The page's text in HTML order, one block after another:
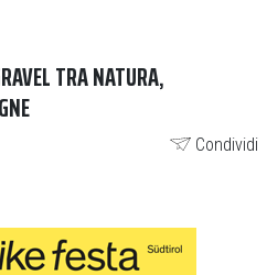
TRA NATURA,
Condividi